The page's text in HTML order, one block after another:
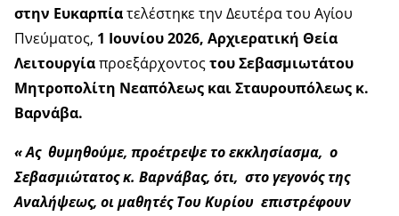
στην Ευκαρπίατελέστηκε την Δευτέρα του Αγίου
Πνεύματος, 1 Ιουνίου 2026, Αρχιερατική Θεία
Λειτουργίαπροεξάρχοντοςτου Σεβασμιωτάτου
Μητροπολίτη Νεαπόλεως και Σταυρουπόλεως κ.
Βαρνάβα.
« Ας θυμηθούμε, προέτρεψε το εκκλησίασμα, ο
Σεβασμιώτατος κ. Βαρνάβας, ότι, στο γεγονός της
Αναλήψεως, οι μαθητές Του Κυρίου επιστρέφουν